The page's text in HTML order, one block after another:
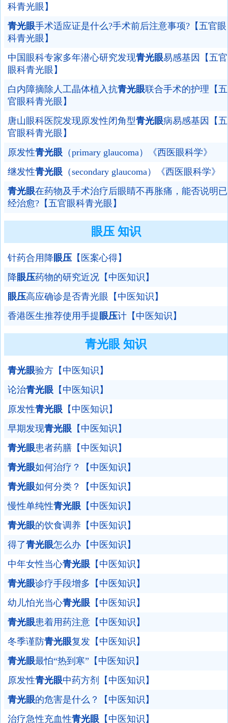
科青光眼】
青光眼手术适应证是什么?手术前后注意事项?【五官眼
科青光眼】
中国眼科专家多年潜心研究发现青光眼易感基因【五官
眼科青光眼】
白内障摘除人工晶体植入抗青光眼联合手术的护理【五
官眼科青光眼】
唐山眼科医院发现原发性闭角型青光眼病易感基因【五
官眼科青光眼】
原发性青光眼 （primary glaucoma）《西医眼科学》
继发性青光眼 （secondary glaucoma）《西医眼科学》
青光眼在药物及手术治疗后眼睛不再胀痛，能否说明已
经治愈?【五官眼科青光眼】
眼压 知识
针药合用降 眼压 【医案心得】
降 眼压药物的研究近况【中医知识】
眼压高应确诊是否青光眼【中医知识】
香港医生推荐使用手提 眼压计【中医知识】
青光眼 知识
青光眼验方【中医知识】
论治青光眼 【中医知识】
原发性青光眼 【中医知识】
早期发现青光眼 【中医知识】
青光眼患者药膳【中医知识】
青光眼如何治疗？【中医知识】
青光眼如何分类？【中医知识】
慢性单纯性青光眼 【中医知识】
青光眼的饮食调养【中医知识】
得了青光眼怎么办【中医知识】
中年女性当心青光眼 【中医知识】
青光眼诊疗手段增多【中医知识】
幼儿怕光当心青光眼 【中医知识】
青光眼患着用药注意【中医知识】
冬季谨防青光眼复发【中医知识】
青光眼最怕“热到寒”【中医知识】
原发性青光眼中药方剂【中医知识】
青光眼的危害是什么？【中医知识】
治疗急性充血性青光眼 【中医知识】